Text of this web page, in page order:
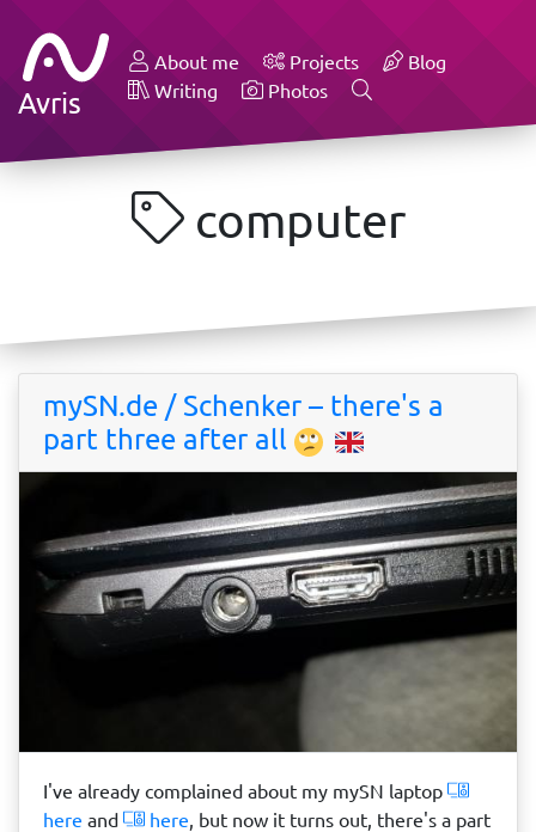
Avris
About me Projects
Blog
Writing
Photos
computer
mySN.de / Schenker – there's a
part three after all
I've already complained about my mySN laptop
here and here, but now it turns out, there's a part